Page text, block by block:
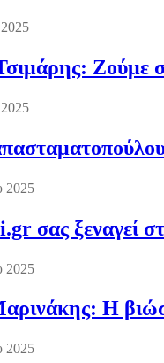
Ζούμε
2025
σας ξεναγεί
2025
Η
2025